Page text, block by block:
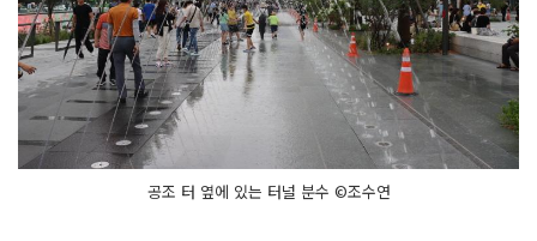
공조 터 옆에 있는 터널 분수 ©조수연